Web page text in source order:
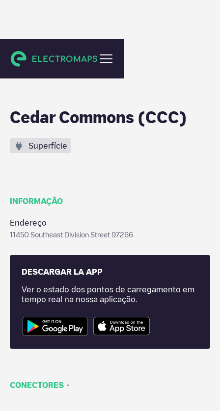
Portland
Cedar Commons (CCC)
Superfície
INFORMAÇÃO
Endereço
11450 Southeast Division Street 97266
DESCARGAR LA APP
Ver o estado dos pontos de carregamento em
tempo real na nossa aplicação.
CONECTORES ·